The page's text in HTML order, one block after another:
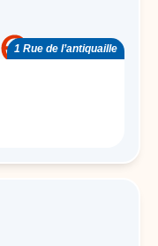
1 Rue de l’antiquaille